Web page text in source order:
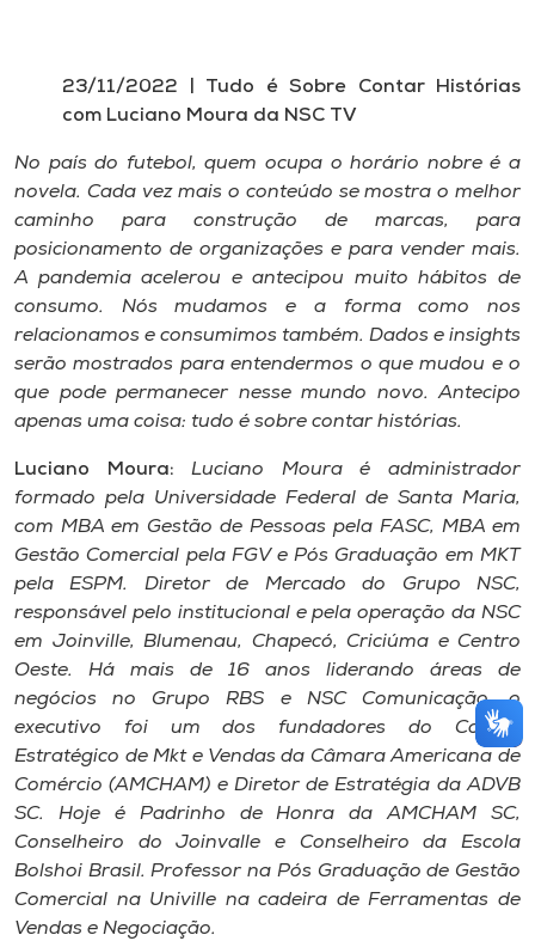
23/11/2022 | Tudo é Sobre Contar Histórias
com Luciano Moura da NSC TV
No país do futebol, quem ocupa o horário nobre é a
novela. Cada vez mais o conteúdo se mostra o melhor
caminho para construção de marcas, para
posicionamento de organizações e para vender mais.
A pandemia acelerou e antecipou muito hábitos de
consumo. Nós mudamos e a forma como nos
relacionamos e consumimos também. Dados e insights
serão mostrados para entendermos o que mudou e o
que pode permanecer nesse mundo novo. Antecipo
apenas uma coisa: tudo é sobre contar histórias.
Luciano Moura: Luciano Moura é administrador
formado pela Universidade Federal de Santa Maria,
com MBA em Gestão de Pessoas pela FASC, MBA em
Gestão Comercial pela FGV e Pós Graduação em MKT
pela ESPM. Diretor de Mercado do Grupo NSC,
responsável pelo institucional e pela operação da NSC
em Joinville, Blumenau, Chapecó, Criciúma e Centro
Oeste. Há mais de 16 anos liderando áreas de
negócios no Grupo RBS e NSC Comunicação, o
executivo foi um dos fundadores do Comitê
Estratégico de Mkt e Vendas da Câmara Americana de
Comércio (AMCHAM) e Diretor de Estratégia da ADVB
SC. Hoje é Padrinho de Honra da AMCHAM SC,
Conselheiro do Joinvalle e Conselheiro da Escola
Bolshoi Brasil. Professor na Pós Graduação de Gestão
Comercial na Univille na cadeira de Ferramentas de
Vendas e Negociação.